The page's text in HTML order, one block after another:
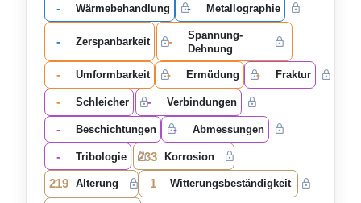
- Wärmebehandlung - Metallographie
- Zerspanbarkeit -
Spannung-
Dehnung
- Umformbarkeit - Ermüdung - Fraktur
- Schleicher - Verbindungen
- Beschichtungen - Abmessungen
- Tribologie 233 Korrosion
219 Alterung 1 Witterungsbeständigkeit